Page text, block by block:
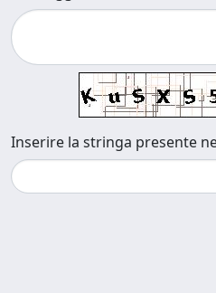
Inserire la stringa presente